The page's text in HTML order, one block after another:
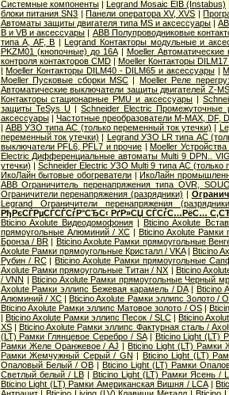
Системные компоненты| Legrand Mosaic ЕIB (Instabus)
блоки питания SN3 |Панели оператора XV, XVS |
Автоматы защиты двигателя типа MS и аксессуары |
B и VB и аксессуары | ABB Полупроводниковые
типа A, AF, B |Legrand Контакторы модульные и
PKZM01 (кнопочные) до 16А| Moeller Автоматические
контроля контакторов CMD| Moeller Контакторы
|Moeller Контакторы DILM40 - DILM65 и аксессуары|
Moeller Пусковые сборки MSC | Moeller Реле
Автоматические выключатели защиты двигателей Z-MS
Контакторы стационарные PMU и аксессуары |
защиты TeSys U|Schneider Electric Промежуточные
аксессуары| Частотные преобразователи M-MAX, DF,
| ABB УЗО типа АС (только переменный ток утечки) |
переменный ток утечки) | Legrand УЗО LR типа АС
выключатели PFL6, PFL7 и прочие |Moeller
Electric Дифференциальные автоматы Multi 9 DPN..
утечки) | Schneider Electric УЗО Multi 9 типа АС (только
ИкоЛайн бытовые обогреватели|ИкоЛайн
ABB Ограничитель перенапряжения типа OVR,
Ограничители перенапряжения (разрядники) |
Legrand Ограничители перенапряжения
РђРєСЃРµСЃСЃСѓР°СЂС‹ РґР»СЏ СЃСѓС…РёС…
Bticino Axolute Видеодомофония|Bticino Axolute
прямоугольные Алюминий / XC| Bticino Axolute Рамки
Бронза / BR | Bticino Axolute Рамки прямоугольные
Axolute Рамки прямоугольные Кристалл / VKA| Bticino
Рубин / RC|Bticino Axolute Рамки прямоугольные
Axolute Рамки прямоугольные Титан / NX | Bticino
/ VNN |Bticino Axolute Рамки прямоугольные Черный
Axolute Рамки эллипс Бежевая карамель / DA| Bticino
Алюминий / XC|Bticino Axolute Рамки эллипс Золото /
Bticino Axolute Рамки эллипс Матовое золото / OS|
| Bticino Axolute Рамки эллипс Песок / SLC|Bticino
XS| Bticino Axolute Рамки эллипс Фактурная сталь /
(LT) Рамки Глянцевое Серебро / SA| Bticino Light (LT)
Рамки Желе Оранжевое / AJ |Bticino Light (LT) Рамки
Рамки Жемчужный Серый / GN | Bticino Light (LT)
Опаловый Белый / OB| Bticino Light (LT) Рамки
Светлый белый / LB| Bticino Light (LT) Рамки Ясень /
Bticino Light (LT) Рамки Американская Вишня / LCA|